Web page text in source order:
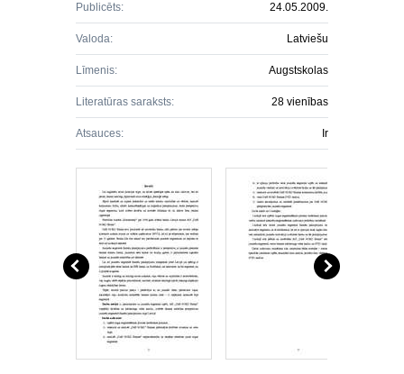
Publicēts: 24.05.2009.
Valoda: Latviešu
Līmenis: Augstskolas
Literatūras saraksts: 28 vienības
Atsauces: Ir